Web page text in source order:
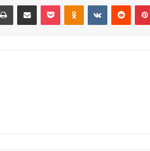
بينتيريست Odnoklassniki
‫Pocket مشاركة عبر البريد